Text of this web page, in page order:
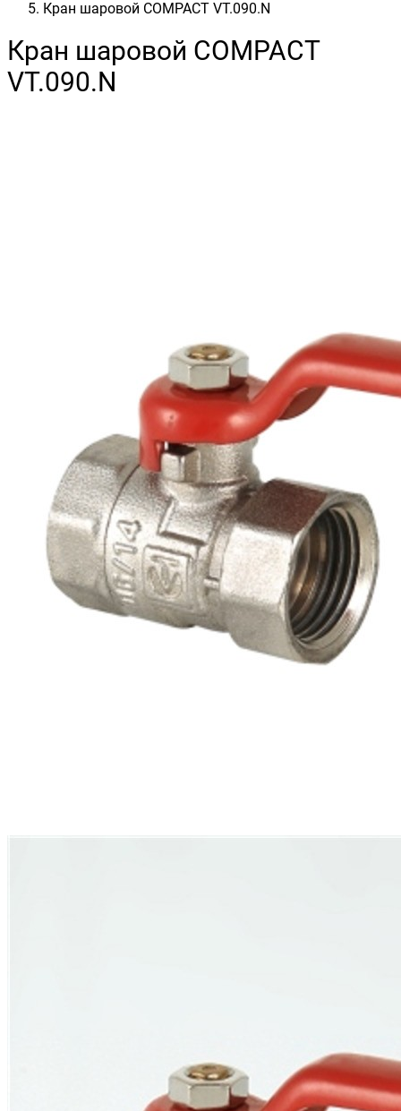
Кран шаровой COMPACT VT.090.N
Кран шаровой COMPACT
VT.090.N